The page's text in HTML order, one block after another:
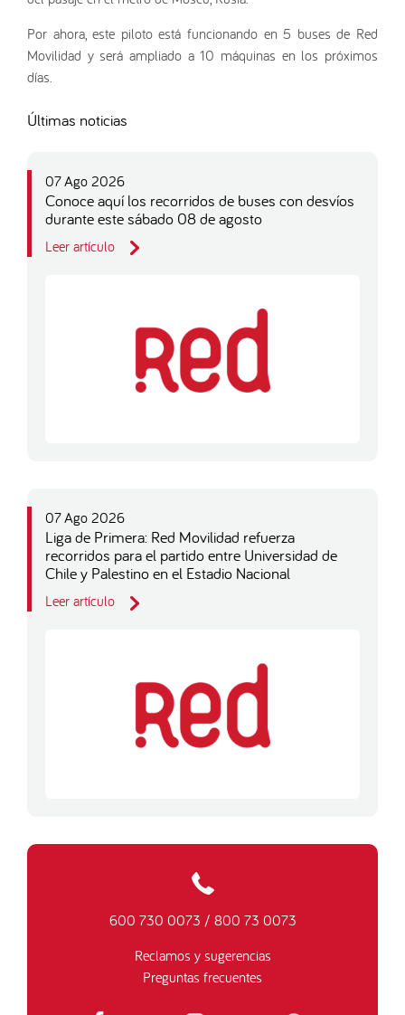
Por ahora, este piloto está funcionando en 5 buses de Red
Movilidad y será ampliado a 10 máquinas en los próximos
días.
Últimas noticias
07 Ago 2026
Conoce aquí los recorridos de buses con desvíos
durante este sábado 08 de agosto
Leer artículo
07 Ago 2026
Liga de Primera: Red Movilidad refuerza
recorridos para el partido entre Universidad de
Chile y Palestino en el Estadio Nacional
Leer artículo
600 730 0073 / 800 73 0073
Reclamos y sugerencias
Preguntas frecuentes